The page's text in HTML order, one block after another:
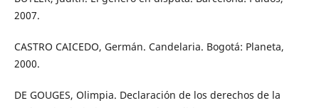
2007.
CASTRO CAICEDO, Germán. Candelaria. Bogotá: Planeta,
2000.
DE GOUGES, Olimpia. Declaración de los derechos de la